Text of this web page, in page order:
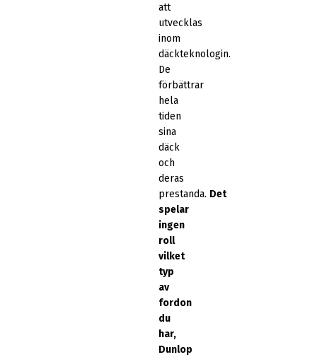
att
utvecklas
inom
däckteknologin.
De
förbättrar
hela
tiden
sina
däck
och
deras
prestanda. Det
spelar
ingen
roll
vilket
typ
av
fordon
du
har,
Dunlop